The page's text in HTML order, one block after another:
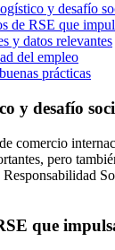
y desafío
de RSE que
y datos relevantes
del empleo
prácticas
y desafío
comercio
pero
que